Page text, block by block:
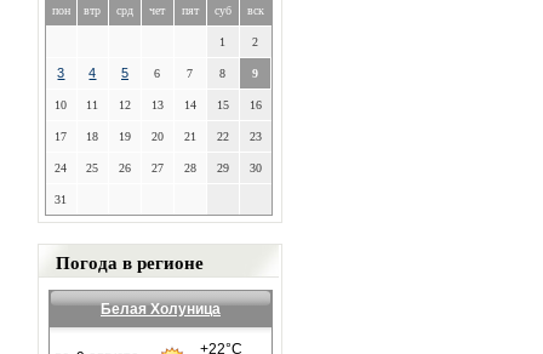
пон втр срд чет пят суб вск
1 2
3 4 5 6 7 8 9
10 11 12 13 14 15 16
17 18 19 20 21 22 23
24 25 26 27 28 29 30
31
Погода в регионе
Белая Холуница